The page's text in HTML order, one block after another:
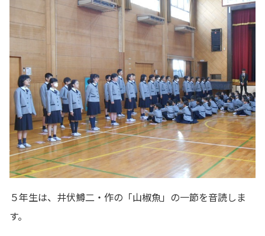
５年生は、井伏鱒二・作の「山椒魚」の一節を音読しま
す。